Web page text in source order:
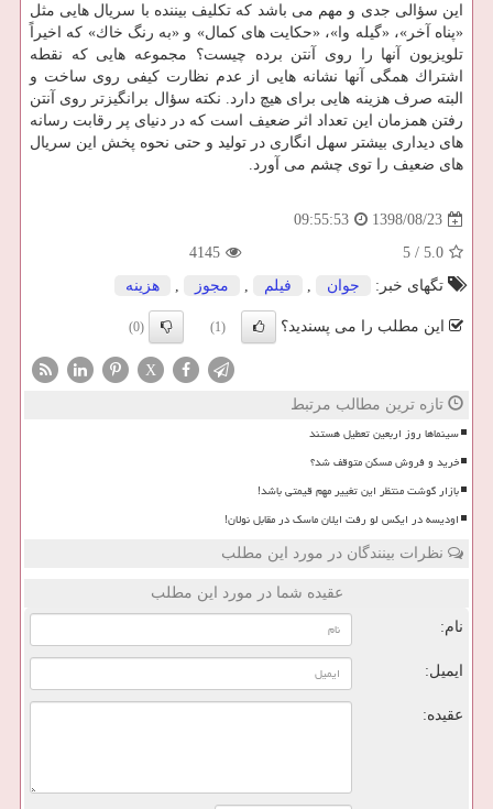
این سؤالی جدی و مهم می باشد كه تكلیف بیننده با سریال هایی مثل
«پناه آخر»، «گیله وا»، «حكایت های كمال» و «به رنگ خاك» كه اخیراً
تلویزیون آنها را روی آنتن برده چیست؟ مجموعه هایی كه نقطه
اشتراك همگی آنها نشانه هایی از عدم نظارت كیفی روی ساخت و
البته صرف هزینه هایی برای هیچ دارد. نكته سؤال برانگیزتر روی آنتن
رفتن همزمان این تعداد اثر ضعیف است كه در دنیای پر رقابت رسانه
های دیداری بیشتر سهل انگاری در تولید و حتی نحوه پخش این سریال
های ضعیف را توی چشم می آورد.
1398/08/23
09:55:53
5.0
/
5
4145
تگهای خبر:
جوان , فیلم , مجوز , هزینه
این مطلب را می پسندید؟ (1)
(0)
X
تازه ترین مطالب مرتبط
سینماها روز اربعین تعطیل هستند
خرید و فروش مسکن متوقف شد؟
بازار گوشت منتظر این تغییر مهم قیمتی باشد!
اودیسه در ایکس لو رفت ایلان ماسک در مقابل نولان!
نظرات بینندگان در مورد این مطلب
عقیده شما در مورد این مطلب
نام:
ایمیل:
عقیده: